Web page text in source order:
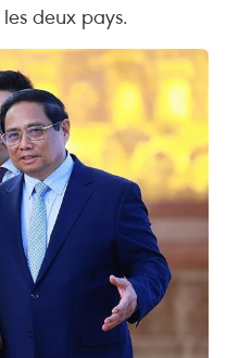
deux pays.